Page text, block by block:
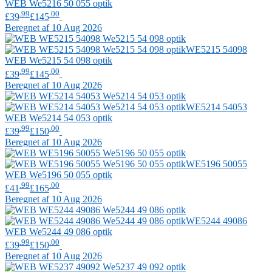
WEB We5216 50 055 optik
£39 .99£145 .00
Beregnet af 10 Aug 2026
WE5215 54098
WEB We5215 54 098 optik
£39 .99£145 .00
Beregnet af 10 Aug 2026
WE5214 54053
WEB We5214 54 053 optik
£39 .99£150 .00
Beregnet af 10 Aug 2026
WE5196 50055
WEB We5196 50 055 optik
£41 .99£165 .00
Beregnet af 10 Aug 2026
WE5244 49086
WEB We5244 49 086 optik
£39.99£150.00
Beregnet af 10 Aug 2026